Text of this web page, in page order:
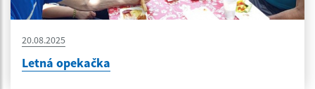
20.08.2025
Letná opekačka